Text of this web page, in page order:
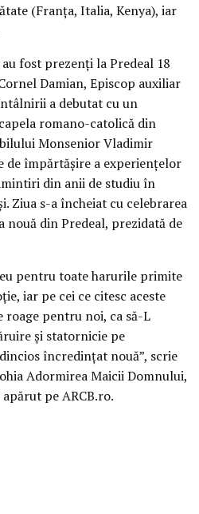
(Franţa, Italia, Kenya), iar
fost prezenţi la Predeal 18
Damian, Episcop auxiliar
a debutat cu un
romano-catolică din
Monsenior Vladimir
de împărtăşire a experienţelor
din anii de studiu în
Ziua s-a încheiat cu celebrarea
din Predeal, prezidată de
pentru toate harurile primite
iar pe cei ce citesc aceste
roage pentru noi, ca să-L
şi statornicie pe
încredinţat nouă”, scrie
Adormirea Maicii Domnului,
pe ARCB.ro.